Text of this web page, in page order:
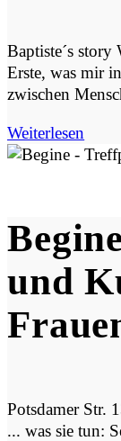
Baptiste´s
Erste, was mir
zwischen
Weiterlesen
und
Potsdamer Str.
... was sie tun: